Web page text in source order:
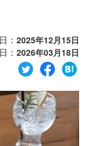
： 2025年12月15日
： 2026年03月18日